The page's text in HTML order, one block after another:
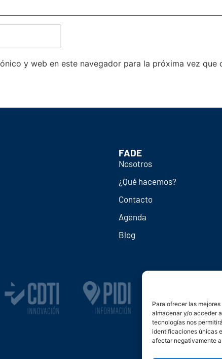
Para ofrecer las
almacenar y/o acceder
tecnologías nos
identificaciones únicas
afectar negativamente
y web en este navegador para la próxima vez que
FADE
Nosotros
¿Qué hacemos?
Contacto
Agenda
Blog